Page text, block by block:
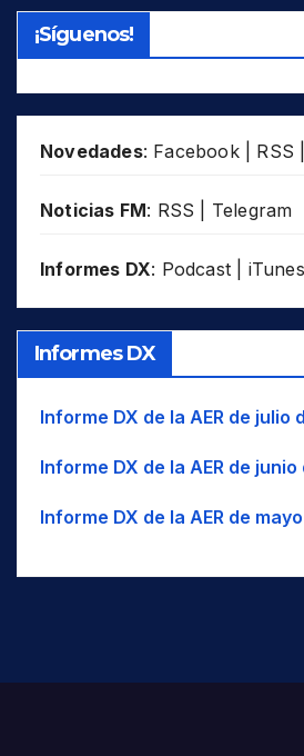
¡Síguenos!
Novedades: Facebook| RSS
Noticias FM: RSS Telegram
Informes DX: Podcast iTunes
Informes DX
Informe DX de la AER de julio
Informe DX de la AER de
Informe DX de la AER de